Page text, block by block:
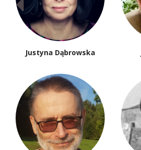
Justyna Dąbrowska